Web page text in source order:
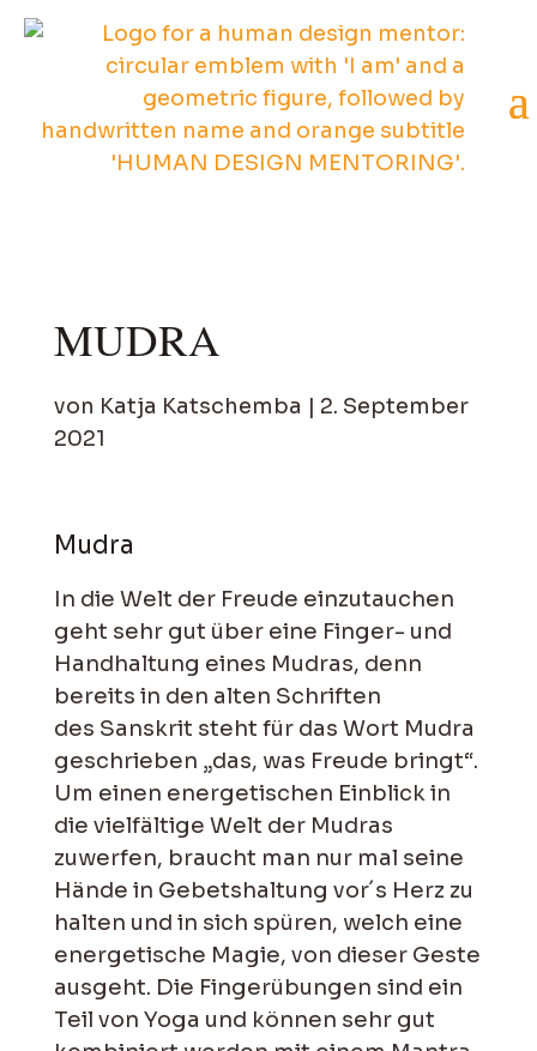
MUDRA
von Katja Katschemba | 2. September
2021
Mudra
In die Welt der Freude einzutauchen
geht sehr gut über eine Finger- und
Handhaltung eines Mudras, denn
bereits in den alten Schriften
des Sanskrit steht für das Wort Mudra
geschrieben „das, was Freude bringt“.
Um einen energetischen Einblick in
die vielfältige Welt der Mudras
zuwerfen, braucht man nur mal seine
Hände in Gebetshaltung vor´s Herz zu
halten und in sich spüren, welch eine
energetische Magie, von dieser Geste
ausgeht. Die Fingerübungen sind ein
Teil von Yoga und können sehr gut